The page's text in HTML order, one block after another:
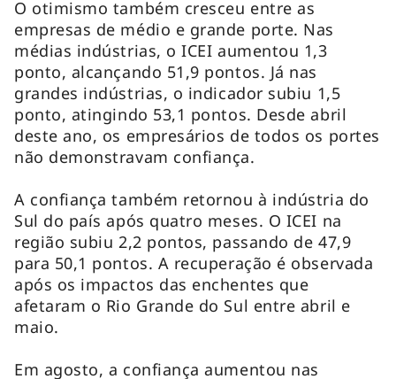
O otimismo também cresceu entre as
empresas de médio e grande porte. Nas
médias indústrias, o ICEI aumentou 1,3
ponto, alcançando 51,9 pontos. Já nas
grandes indústrias, o indicador subiu 1,5
ponto, atingindo 53,1 pontos. Desde abril
deste ano, os empresários de todos os portes
não demonstravam confiança.
A confiança também retornou à indústria do
Sul do país após quatro meses. O ICEI na
região subiu 2,2 pontos, passando de 47,9
para 50,1 pontos. A recuperação é observada
após os impactos das enchentes que
afetaram o Rio Grande do Sul entre abril e
maio.
Em agosto, a confiança aumentou nas